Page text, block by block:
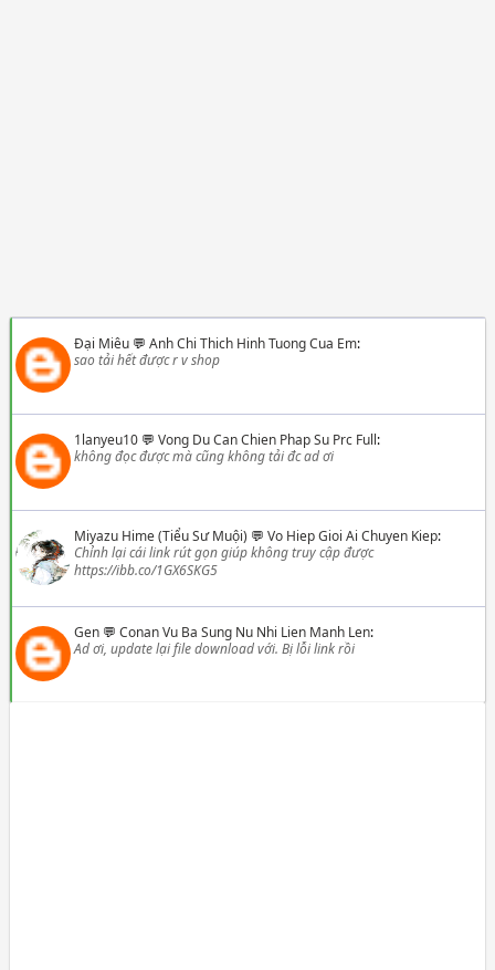
Đại Miêu💬 Anh Chi Thich Hinh Tuong Cua Em:
sao tải hết được r v shop
1lanyeu10💬 Vong Du Can Chien Phap Su Prc Full:
không đọc được mà cũng không tải đc ad ơi
Miyazu Hime (Tiểu Sư Muội) 💬 Vo Hiep Gioi Ai Chuyen Kiep:
Chỉnh lại cái link rút gọn giúp không truy cập được
https://ibb.co/1GX6SKG5
Gen💬 Conan Vu Ba Sung Nu Nhi Lien Manh Len:
Ad ơi, update lại file download với. Bị lỗi link rồi